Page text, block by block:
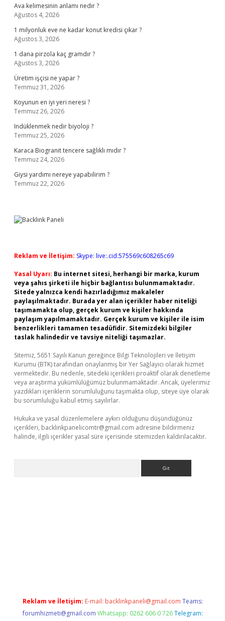
Ava kelimesinin anlamı nedir ?
Ağustos 4, 2026
1 milyonluk eve ne kadar konut kredisi çıkar ?
Ağustos 3, 2026
1 dana pirzola kaç gramdır ?
Ağustos 3, 2026
Üretim işçisi ne yapar ?
Temmuz 31, 2026
Koyunun en iyi yeri neresi ?
Temmuz 26, 2026
Indüklenmek nedir biyoloji ?
Temmuz 25, 2026
Karaca Biogranit tencere sağlıklı mıdır ?
Temmuz 24, 2026
Giysi yardımı nereye yapabilirim ?
Temmuz 22, 2026
Reklam ve İletişim: Skype: live:.cid.575569c608265c69
Yasal Uyarı: Bu internet sitesi, herhangi bir marka, kurum
veya şahıs şirketi ile hiçbir bağlantısı bulunmamaktadır.
Sitede yalnızca kendi hazırladığımız makaleler
paylaşılmaktadır. Burada yer alan içerikler haber niteliği
taşımamakta olup, gerçek kurum ve kişiler hakkında
paylaşım yapılmamaktadır. Gerçek kurum ve kişiler ile isim
benzerlikleri tamamen tesadüfidir. Sitemizdeki bilgiler
taslak halindedir ve tavsiye niteliği taşımazlar.
Sitemiz, 5651 Sayılı Kanun gereğince Bilgi Teknolojileri ve İletişim
Kurumu (BTK) tarafından onaylanmış bir Yer Sağlayıcı olarak hizmet
vermektedir. Bu nedenle, sitedeki içerikleri proaktif olarak denetleme
veya araştırma yükümlülüğümüz bulunmamaktadır. Ancak, üyelerimiz
yazdıkları içeriklerin sorumluluğunu taşımakta olup, siteye üye olarak
bu sorumluluğu kabul etmiş sayılırlar.
Hukuka ve yasal düzenlemelere aykırı olduğunu düşündüğünüz
içerikleri, backlinkpanelicomtr@gmail.com adresine bildirmeniz
halinde, ilgili içerikler yasal süre içerisinde sitemizden kaldırılacaktır.
Reklam ve İletişim: E-mail: backlinkpaneli@gmail.com Teams:
forumhizmeti@gmail.com Whatsapp: 0262 606 0 726 Telegram: